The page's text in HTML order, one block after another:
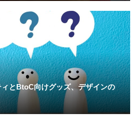
とBtoC向けグッズ、デザインの